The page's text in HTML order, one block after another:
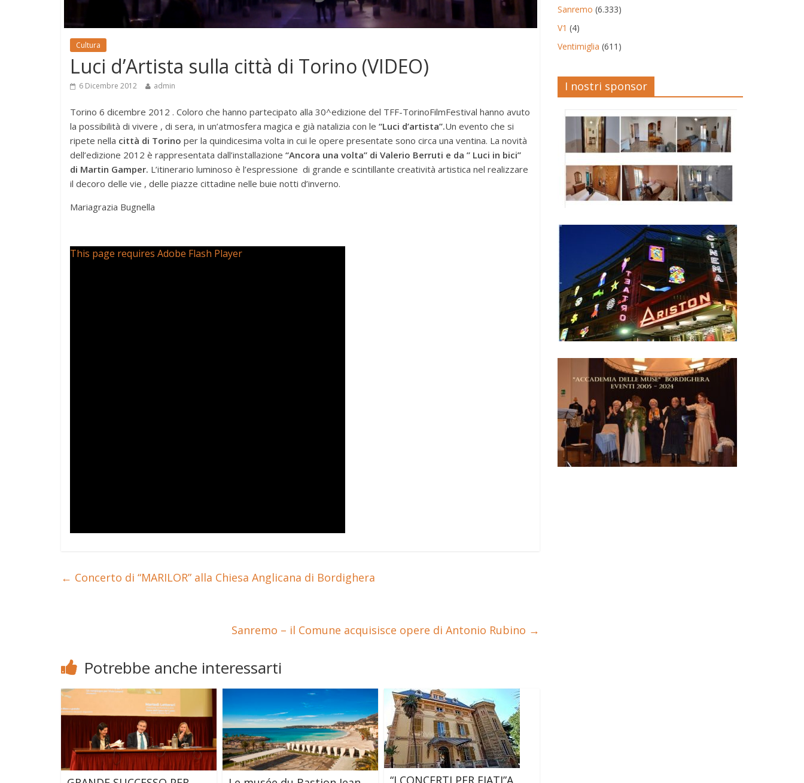
Cultura
Luci d’Artista sulla città di Torino (VIDEO)
6 Dicembre 2012 admin
Torino 6 dicembre 2012 . Coloro che hanno partecipato alla 30^edizione del TFF-TorinoFilmFestival hanno avuto
la possibilità di vivere , di sera, in un’atmosfera magica e già natalizia con le “Luci d’artista”.Un evento che si
ripete nella città di Torino per la quindicesima volta in cui le opere presentate sono circa una ventina. La novità
dell’edizione 2012 è rappresentata dall’installazione “Ancora una volta” di Valerio Berruti e da ” Luci in bici”
di Martin Gamper. L’itinerario luminoso è l’espressione di grande e scintillante creatività artistica nel realizzare
il decoro delle vie , delle piazze cittadine nelle buie notti d’inverno.
Mariagrazia Bugnella
This page requires Adobe Flash Player
← Concerto di “MARILOR” alla Chiesa Anglicana di Bordighera
Sanremo – il Comune acquisisce opere di Antonio Rubino →
Potrebbe anche interessarti
“I CONCERTI PER FIATI”A
Sanremo (6.333)
V1 (4)
Ventimiglia (611)
I nostri sponsor